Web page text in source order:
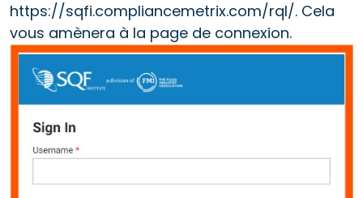
https://sqfi.compliancemetrix.com/rql/. Cela
vous amènera à la page de connexion.